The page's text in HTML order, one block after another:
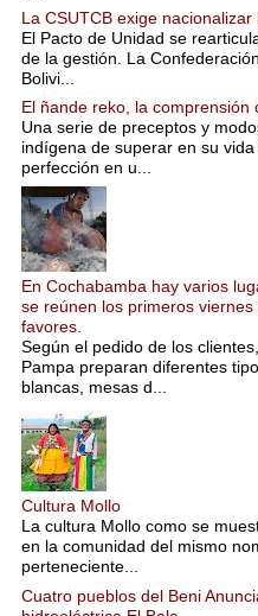
La CSUTCB exige
El Pacto de Unidad se
de la gestión. La
Bolivi...
El ñande reko, la
Una serie de preceptos y
indígena de superar en su
perfección en u...
En Cochabamba hay varios
se reúnen los primeros
favores.
Según el pedido de los
Pampa preparan diferentes
blancas, mesas d...
Cultura Mollo
La cultura Mollo como se
en la comunidad del mismo
perteneciente...
Cuatro pueblos del Beni